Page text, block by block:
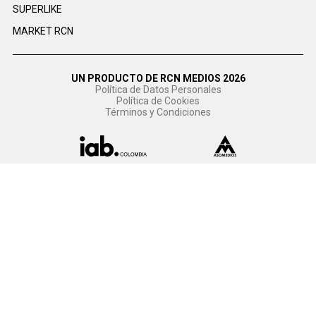
SUPERLIKE
MARKET RCN
UN PRODUCTO DE RCN MEDIOS 2026
Política de Datos Personales
Política de Cookies
Términos y Condiciones